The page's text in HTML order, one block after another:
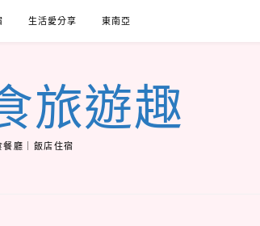
生活愛分享 東南亞
旅遊趣
廳｜飯店住宿